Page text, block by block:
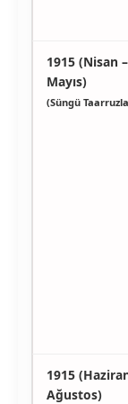
1915 (Nisan –
Mayıs)
(Süngü
1915
Ağustos)